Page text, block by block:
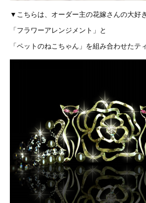
▼こちらは、オーダー主の花嫁さんの大好
「フラワーアレンジメント」と
「ペットのねこちゃん」を組み合わせたテ